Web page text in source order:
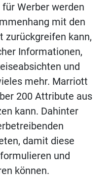
Werber werden
mit den
zurückgreifen kann,
Informationen,
und
mehr. Marriott
200 Attribute aus
kann. Dahinter
damit diese
und
können.